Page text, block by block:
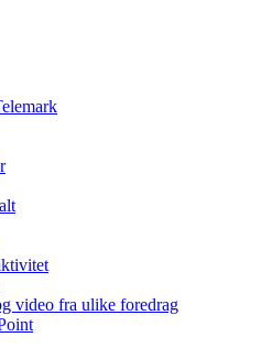
video fra ulike foredrag